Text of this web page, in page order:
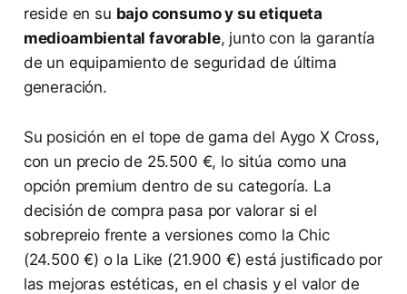
reside en su bajo consumo y su etiqueta
medioambiental favorable, junto con la garantía
de un equipamiento de seguridad de última
generación.
Su posición en el tope de gama del Aygo X Cross,
con un precio de 25.500 €, lo sitúa como una
opción premium dentro de su categoría. La
decisión de compra pasa por valorar si el
sobrepreio frente a versiones como la Chic
(24.500 €) o la Like (21.900 €) está justificado por
las mejoras estéticas, en el chasis y el valor de